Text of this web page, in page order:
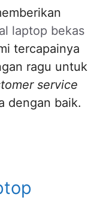
laptop bekas
tercapainya
ragu untuk
service
dengan baik.